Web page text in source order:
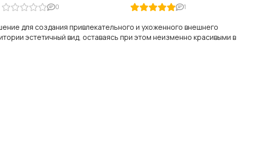
0 1
для создания привлекательного и ухоженного внешнего
эстетичный вид, оставаясь при этом неизменно красивыми в